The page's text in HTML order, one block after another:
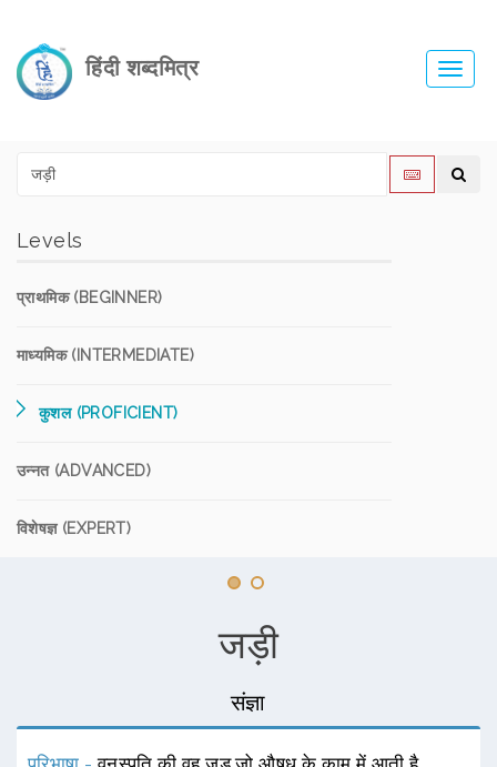
हिंदी शब्दमित्र
Levels
प्राथमिक (BEGINNER)
माध्यमिक (INTERMEDIATE)
कुशल (PROFICIENT)
उन्नत (ADVANCED)
विशेषज्ञ (EXPERT)
जड़ी
संज्ञा